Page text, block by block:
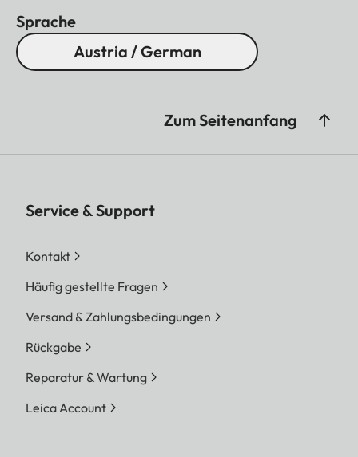
Sprache
Austria / German
Zum Seitenanfang
Service & Support
Kontakt
Häufig gestellte Fragen
Versand & Zahlungsbedingungen
Rückgabe
Reparatur & Wartung
Leica Account